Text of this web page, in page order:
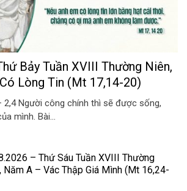
Bảy Tuần XVIII Thường Niên,
Lòng Tin (Mt 17,14-20)
2,4 Người công chính thì sẽ được sống,
mình. Bài...
– Thứ Sáu Tuần XVIII Thường
Năm A – Vác Thập Giá Mình (Mt 16,24-